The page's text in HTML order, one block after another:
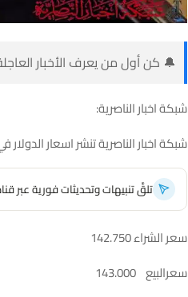
🔔 كن أول من يعرف الأخبار
شبكة اخبار الناصرية:
شبكة اخبار الناصرية تنشر اسعار
تلقَّ تنبيهات وتحديثات فورية عبر
سعر الشراء 142.750
سعرالبيع 143.000